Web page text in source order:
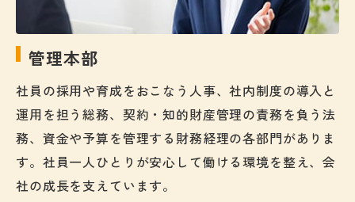
管理本部
社員の採用や育成をおこなう人事、社内制度の導入と
運用を担う総務、契約・知的財産管理の責務を負う法
務、資金や予算を管理する財務経理の各部門がありま
す。社員一人ひとりが安心して働ける環境を整え、会
社の成長を支えています。